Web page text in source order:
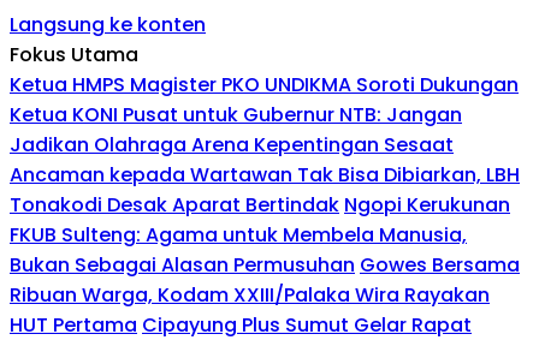
Langsung ke konten
Fokus Utama
Ketua HMPS Magister PKO UNDIKMA Soroti Dukungan
Ketua KONI Pusat untuk Gubernur NTB: Jangan
Jadikan Olahraga Arena Kepentingan Sesaat
Ancaman kepada Wartawan Tak Bisa Dibiarkan, LBH
Tonakodi Desak Aparat Bertindak Ngopi Kerukunan
FKUB Sulteng: Agama untuk Membela Manusia,
Bukan Sebagai Alasan Permusuhan Gowes Bersama
Ribuan Warga, Kodam XXIII/Palaka Wira Rayakan
HUT Pertama Cipayung Plus Sumut Gelar Rapat